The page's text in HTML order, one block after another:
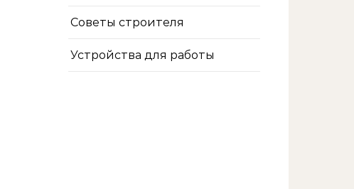
Советы строителя
Устройства для работы